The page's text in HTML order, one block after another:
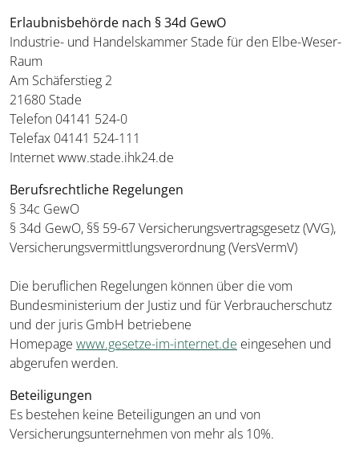
Erlaubnisbehörde nach § 34d GewO
Industrie- und Handelskammer Stade für den Elbe-Weser-
Raum
Am Schäferstieg 2
21680 Stade
Telefon 04141 524-0
Telefax 04141 524-111
Internet www.stade.ihk24.de
Berufsrechtliche Regelungen
§ 34c GewO
§ 34d GewO, §§ 59-67 Versicherungsvertragsgesetz (VVG),
Versicherungsvermittlungsverordnung (VersVermV)
Die beruflichen Regelungen können über die vom
Bundesministerium der Justiz und für Verbraucherschutz
und der juris GmbH betriebene
Homepage www.gesetze-im-internet.de eingesehen und
abgerufen werden.
Beteiligungen
Es bestehen keine Beteiligungen an und von
Versicherungsunternehmen von mehr als 10%.